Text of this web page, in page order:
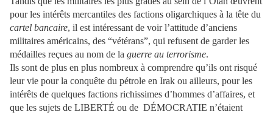
pour les intérêts mercantiles des factions oligarchiques à la tête du
cartel bancaire, il est intéressant de voir l’attitude d’anciens
militaires américains, des “vétérans”, qui refusent de garder les
médailles reçues au nom de la guerre au terrorisme.
Ils sont de plus en plus nombreux à comprendre qu’ils ont risqué
leur vie pour la conquête du pétrole en Irak ou ailleurs, pour les
intérêts de quelques factions richissimes d’hommes d’affaires, et
que les sujets de LIBERTÉ ou de DÉMOCRATIE n’étaient